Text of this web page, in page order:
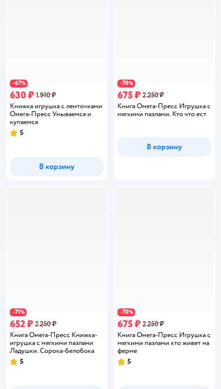
−67%
630 ₽ 1 910 ₽
Книжка игрушка с ленточками
Омега-Пресс Умываемся и
купаемся
Рейтинг:
5
В корзину
−70%
675 ₽ 2 250 ₽
Книга Омега-Пресс Игрушка с
мягкими пазлами. Кто что ест
В корзину
−71%
652 ₽ 2 250 ₽
Книга Омега-Пресс Книжка-
игрушка с мягкими пазлами
Ладушки. Сорока-белобока
Рейтинг:
5
−70%
675 ₽ 2 250 ₽
Книга Омега-Пресс Игрушка с
мягкими пазлами кто живет на
ферме
Рейтинг:
5